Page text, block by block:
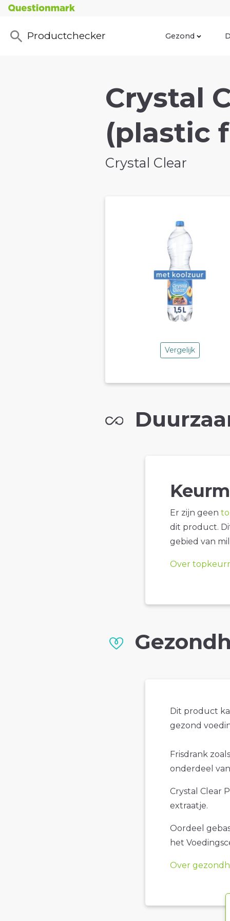
Productchecker Gezond
Crystal
(plastic
Crystal Clear
Vergelijk
Er zijn geen
dit product.
gebied van
Over
Dit product
gezond
Frisdrank
onderdeel
Crystal Clear
extraatje.
Oordeel
het
Over